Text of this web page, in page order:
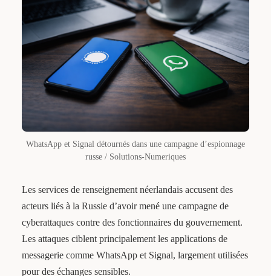
WhatsApp et Signal détournés dans une campagne d’espionnage
russe / Solutions-Numeriques
Les services de renseignement néerlandais accusent des
acteurs liés à la Russie d’avoir mené une campagne de
cyberattaques contre des fonctionnaires du gouvernement.
Les attaques ciblent principalement les applications de
messagerie comme WhatsApp et Signal, largement utilisées
pour des échanges sensibles.